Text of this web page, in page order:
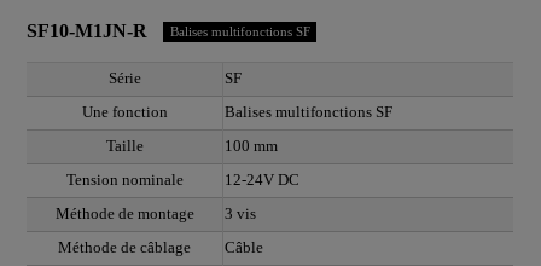
SF10-M1JN-R Balises multifonctions SF
Série
SF
Une fonction
Balises multifonctions SF
Taille
100 mm
Tension nominale
12-24V DC
Méthode de montage
3 vis
Méthode de câblage
Câble